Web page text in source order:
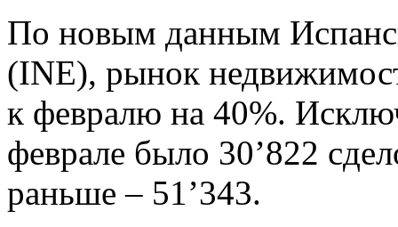
По новым данным
(INE), рынок
к февралю на 40%.
феврале было 30’822
раньше – 51’343.